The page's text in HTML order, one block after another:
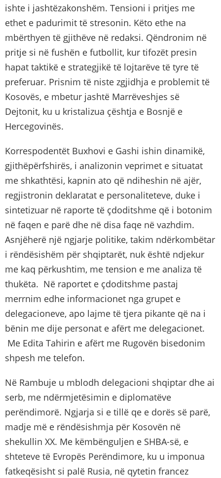
ishte i jashtëzakonshëm. Tensioni i pritjes me
ethet e padurimit të stresonin. Këto ethe na
mbërthyen të gjithëve në redaksi. Qëndronim në
pritje si në fushën e futbollit, kur tifozët presin
hapat taktikë e strategjikë të lojtarëve të tyre të
preferuar. Prisnim të niste zgjidhja e problemit të
Kosovës, e mbetur jashtë Marrëveshjes së
Dejtonit, ku u kristalizua çështja e Bosnjë e
Hercegovinës.
Korrespodentët Buxhovi e Gashi ishin dinamikë,
gjithëpërfshirës, i analizonin veprimet e situatat
me shkathtësi, kapnin ato që ndiheshin në ajër,
regjistronin deklaratat e personaliteteve, duke i
sintetizuar në raporte të çdoditshme që i botonim
në faqen e parë dhe në disa faqe në vazhdim.
Asnjëherë një ngjarje politike, takim ndërkombëtar
i rëndësishëm për shqiptarët, nuk është ndjekur
me kaq përkushtim, me tension e me analiza të
thukëta. Në raportet e çdoditshme pastaj
merrnim edhe informacionet nga grupet e
delegacioneve, apo lajme të tjera pikante që na i
bënin me dije personat e afërt me delegacionet.
Me Edita Tahirin e afërt me Rugovën bisedonim
shpesh me telefon.
Në Rambuje u mblodh delegacioni shqiptar dhe ai
serb, me ndërmjetësimin e diplomatëve
perëndimorë. Ngjarja si e tillë qe e dorës së parë,
madje më e rëndësishmja për Kosovën në
shekullin XX. Me këmbënguljen e SHBA-së, e
shteteve të Evropës Perëndimore, ku u imponua
fatkeqësisht si palë Rusia, në qytetin francez